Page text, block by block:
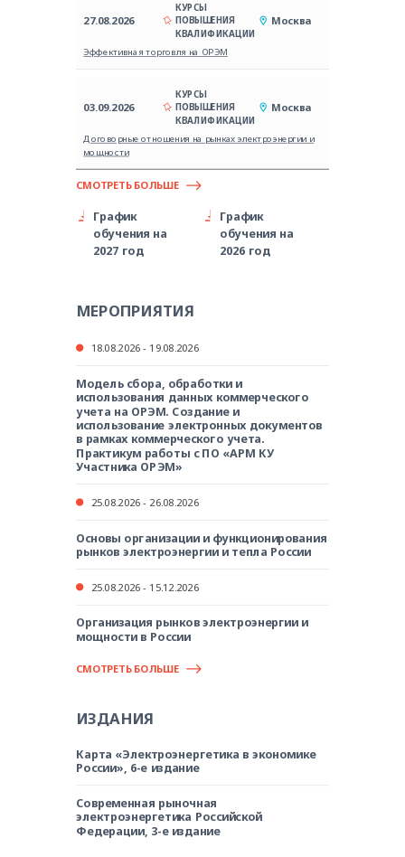
27.08.2026
КУРСЫ
ПОВЫШЕНИЯ
КВАЛИФИКАЦИИ
Москва
Эффективная торговля на ОРЭМ
03.09.2026
КУРСЫ
ПОВЫШЕНИЯ
КВАЛИФИКАЦИИ
Москва
Договорные отношения на рынках электроэнергии и
мощности
СМОТРЕТЬ БОЛЬШЕ
График
обучения на
2027 год
График
обучения на
2026 год
МЕРОПРИЯТИЯ
18.08.2026 - 19.08.2026
Модель сбора, обработки и
использования данных коммерческого
учета на ОРЭМ. Создание и
использование электронных документов
в рамках коммерческого учета.
Практикум работы с ПО «АРМ КУ
Участника ОРЭМ»
25.08.2026 - 26.08.2026
Основы организации и функционирования
рынков электроэнергии и тепла России
25.08.2026 - 15.12.2026
Организация рынков электроэнергии и
мощности в России
СМОТРЕТЬ БОЛЬШЕ
ИЗДАНИЯ
Карта «Электроэнергетика в экономике
России», 6-е издание
Современная рыночная
электроэнергетика Российской
Федерации, 3-е издание